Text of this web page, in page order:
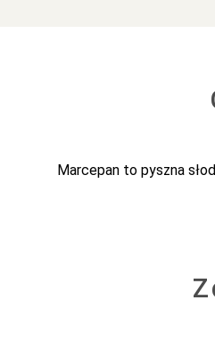
Marcepan to pyszna